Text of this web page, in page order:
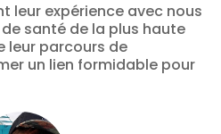
leur expérience avec nous
santé de la plus haute
leur parcours de
un lien formidable pour